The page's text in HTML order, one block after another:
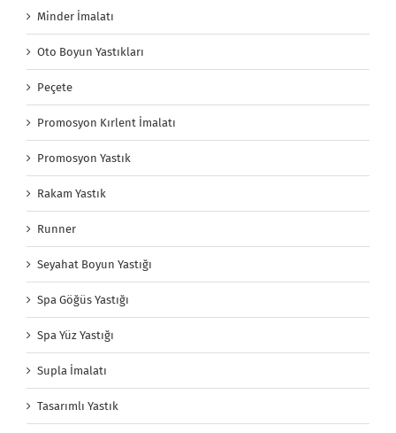
Minder İmalatı
Oto Boyun Yastıkları
Peçete
Promosyon Kırlent İmalatı
Promosyon Yastık
Rakam Yastık
Runner
Seyahat Boyun Yastığı
Spa Göğüs Yastığı
Spa Yüz Yastığı
Supla İmalatı
Tasarımlı Yastık